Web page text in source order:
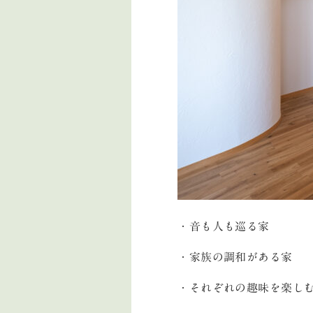
・音も人も巡る家
・家族の調和がある家
・それぞれの趣味を楽し